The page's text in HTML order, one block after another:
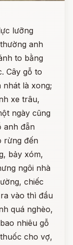
lưỡng
anh
to bằng
Cây gỗ to
nhát là xong;
xe trâu,
ngày cũng
anh đẵn
rừng đến
bảy xóm,
ngôi nhà
chiếc
vào thì đầu
quá nghèo,
nhiêu gỗ
cho vợ,